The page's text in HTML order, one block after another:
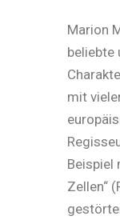
Marion
beliebte
mit
Beispiel
Zellen“